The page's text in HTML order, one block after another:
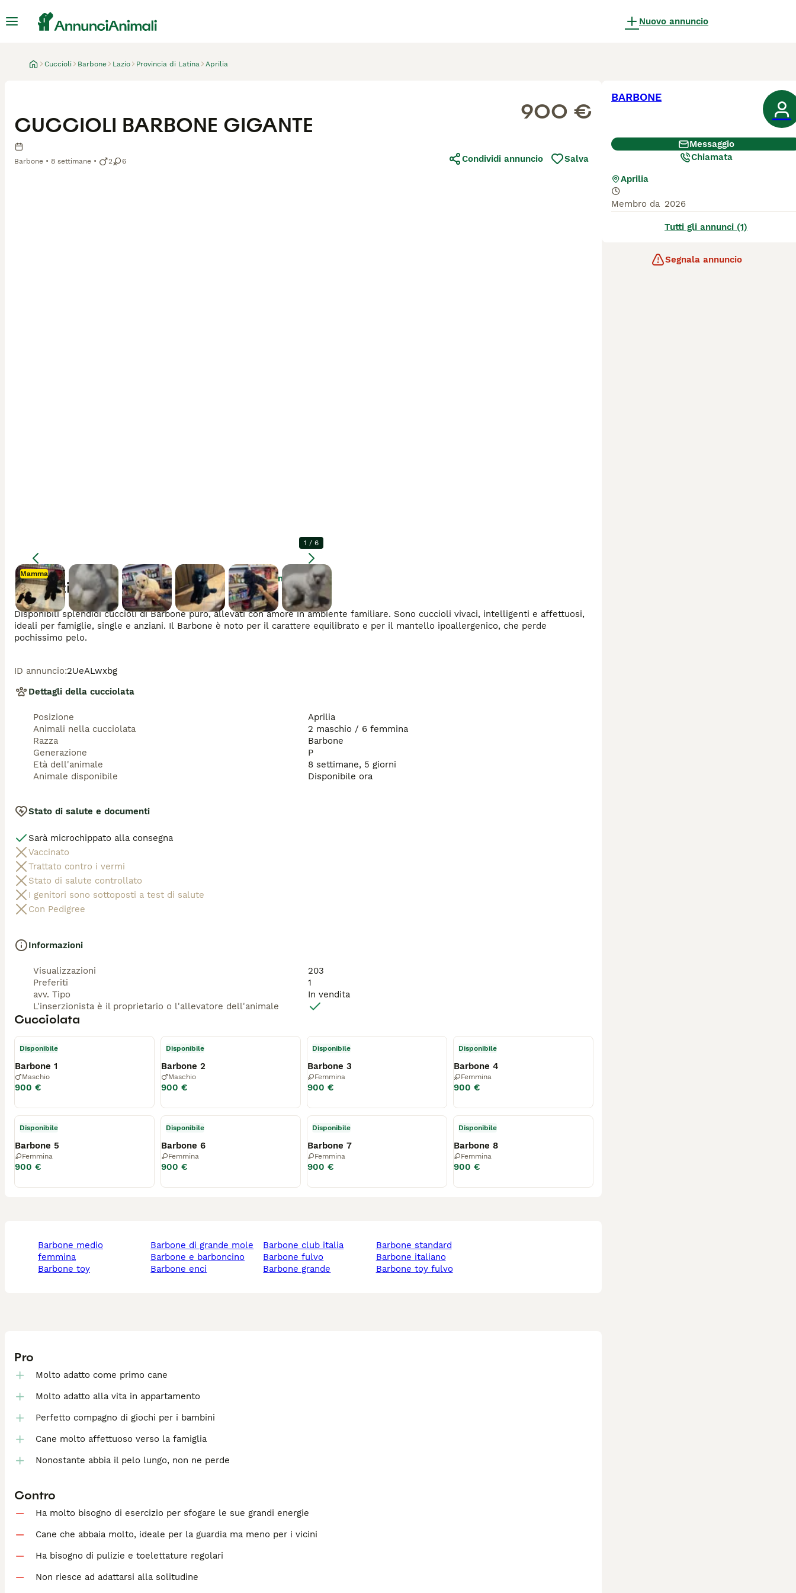
Nuovo annuncio
Cuccioli Barbone Lazio Provincia di Latina Aprilia
Mamma
Ingrandire
1 / 6
Mamma
CUCCIOLI BARBONE GIGANTE
Barbone 8 settimane 2 6
900 €
Condividi annuncio Salva
Descrizione
Disponibili splendidi cuccioli di Barbone puro, allevati con amore in ambiente familiare. Sono cuccioli vivaci, intelligenti e affettuosi,
ideali per famiglie, single e anziani. Il Barbone è noto per il carattere equilibrato e per il mantello ipoallergenico, che perde
pochissimo pelo.
ID annuncio:2UeALwxbg
Dettagli della cucciolata
Posizione
Aprilia
Animali nella cucciolata
2 maschio / 6 femmina
Razza
Barbone
Generazione
P
Età dell'animale
8 settimane, 5 giorni
Animale disponibile
Disponibile ora
Stato di salute e documenti
Sarà microchippato alla consegna
Vaccinato
Trattato contro i vermi
Stato di salute controllato
I genitori sono sottoposti a test di salute
Con Pedigree
Informazioni
Visualizzazioni
203
Preferiti
1
avv. Tipo
In vendita
L'inserzionista è il proprietario o l'allevatore dell'animale
Cucciolata
Disponibile
Barbone 1
Maschio
900 €
Disponibile
Barbone 2
Maschio
900 €
Disponibile
Barbone 3
Femmina
900 €
Disponibile
Barbone 4
Femmina
900 €
Disponibile
Barbone 5
Femmina
900 €
Disponibile
Barbone 6
Femmina
900 €
Disponibile
Barbone 7
Femmina
900 €
Disponibile
Barbone 8
Femmina
900 €
barbone medio
femmina
barbone toy
barbone di grande mole
barbone e barboncino
barbone enci
barbone club italia
barbone fulvo
barbone grande
barbone standard
barbone italiano
barbone toy fulvo
Pro
Molto adatto come primo cane
Molto adatto alla vita in appartamento
Perfetto compagno di giochi per i bambini
Cane molto affettuoso verso la famiglia
Nonostante abbia il pelo lungo, non ne perde
Contro
Ha molto bisogno di esercizio per sfogare le sue grandi energie
Cane che abbaia molto, ideale per la guardia ma meno per i vicini
Ha bisogno di pulizie e toelettature regolari
Non riesce ad adattarsi alla solitudine
BARBONE
Messaggio
Chiamata
Aprilia
Membro da 2026
Tutti gli annunci (1)
Segnala annuncio